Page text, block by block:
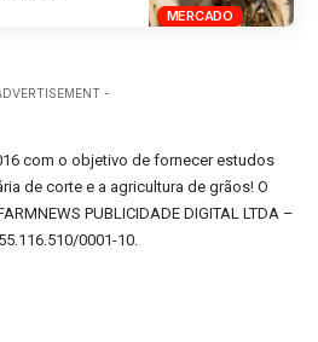
MERCADO
-
com o objetivo de fornecer estudos
de corte e a agricultura de grãos! O
PUBLICIDADE DIGITAL LTDA –
0001-10.